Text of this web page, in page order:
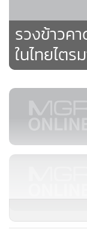
รวงข้าวค
ในไทยไตร